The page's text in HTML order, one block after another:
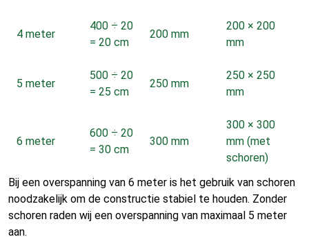
4 meter
400 ÷ 20
= 20 cm
200 mm
200 × 200
mm
5 meter
500 ÷ 20
= 25 cm
250 mm
250 × 250
mm
6 meter
600 ÷ 20
= 30 cm
300 mm
300 × 300
mm (met
schoren)
Bij een overspanning van 6 meter is het gebruik van schoren
noodzakelijk om de constructie stabiel te houden. Zonder
schoren raden wij een overspanning van maximaal 5 meter
aan.